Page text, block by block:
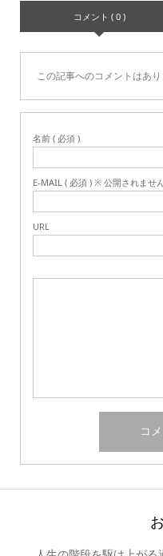
コメント ( 0 )
この記事へのコメントはあり
名前 ( 必須 )
E-MAIL ( 必須 ) ※ 公開されませ
URL